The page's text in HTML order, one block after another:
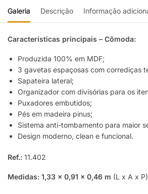
Galeria Descrição Informação
Características principais – Cômoda:
Produzida 100% em MDF;
3 gavetas espaçosas com corrediças
Sapateira lateral;
Organizador com divisórias para os
Puxadores embutidos;
Pés em madeira pinus;
Sistema anti-tombamento para maior
Design moderno, clean e funcional.
Ref.: 11.402
Medidas: 1,33 x 0,91 x 0,46 m (L x A x P)